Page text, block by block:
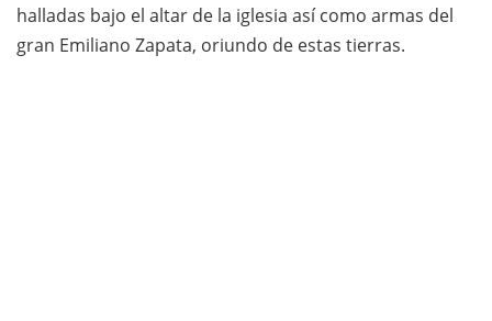
halladas bajo el altar de la iglesia así como armas del
gran Emiliano Zapata, oriundo de estas tierras.